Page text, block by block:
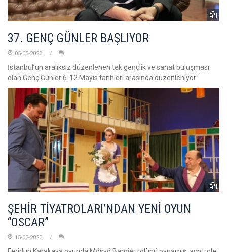
37. GENÇ GÜNLER BAŞLIYOR
05-05-2023
İstanbul’un aralıksız düzenlenen tek gençlik ve sanat buluşması
olan Genç Günler 6-12 Mayıs tarihleri arasında düzenleniyor
ŞEHİR TİYATROLARI’NDAN YENİ OYUN
“OSCAR”
15-03-2023